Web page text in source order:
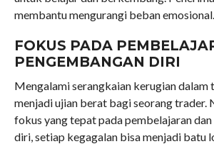
membantu mengurangi beban emosional.
FOKUS PADA
PENGEMBANGAN DIRI
Mengalami serangkaian kerugian
menjadi ujian berat bagi seorang trader.
fokus yang tepat pada pembelajaran
diri, setiap kegagalan bisa menjadi batu